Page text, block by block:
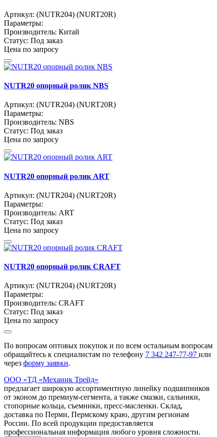
Артикул: (NUTR204) (NURT20R)
Параметры:
Производитель: Китай
Статус: Под заказ
Цена по запросу
NUTR20 опорный ролик NBS
Артикул: (NUTR204) (NURT20R)
Параметры:
Производитель: NBS
Статус: Под заказ
Цена по запросу
NUTR20 опорный ролик ART
Артикул: (NUTR204) (NURT20R)
Параметры:
Производитель: ART
Статус: Под заказ
Цена по запросу
NUTR20 опорный ролик CRAFT
Артикул: (NUTR204) (NURT20R)
Параметры:
Производитель: CRAFT
Статус: Под заказ
Цена по запросу
По вопросам оптовых покупок и по всем остальным вопросам
обращайтесь к специалистам по телефону 7 342 247-77-97 или
через форму заявки.
ООО «ТД «Механик Трейд»
предлагает широкую ассортиментную линейку подшипников
от эконом до премиум-сегмента, а также смазки, сальники,
стопорные кольца, съемники, пресс-масленки. Склад,
доставка по Перми, Пермскому краю, другим регионам
России. По всей продукции предоставляется
профессиональная информация любого уровня сложности.